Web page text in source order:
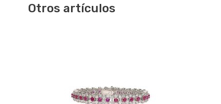
Otros artículos